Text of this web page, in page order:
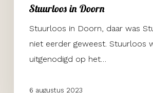
Stuurloos in Doorn
Stuurloos in Doorn, daar was
niet eerder geweest. Stuurloos
uitgenodigd op het…
6 augustus 2023